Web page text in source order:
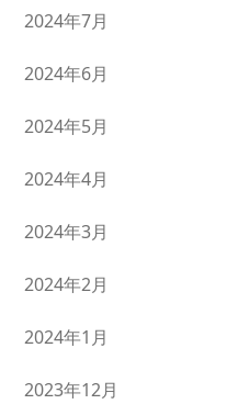
2024年7月
2024年6月
2024年5月
2024年4月
2024年3月
2024年2月
2024年1月
2023年12月